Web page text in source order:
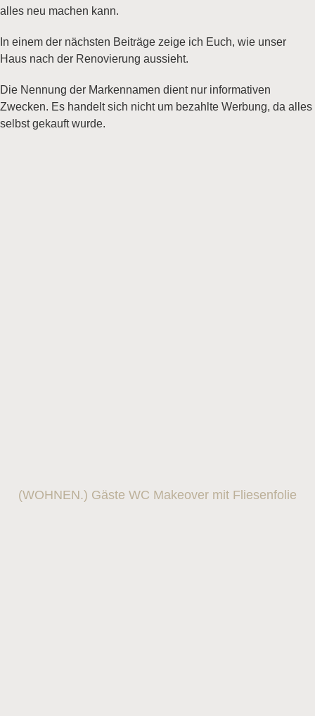
alles neu machen kann.
In einem der nächsten Beiträge zeige ich Euch, wie unser
Haus nach der Renovierung aussieht.
Die Nennung der Markennamen dient nur informativen
Zwecken. Es handelt sich nicht um bezahlte Werbung, da alles
selbst gekauft wurde.
(WOHNEN.) Gäste WC Makeover mit Fliesenfolie